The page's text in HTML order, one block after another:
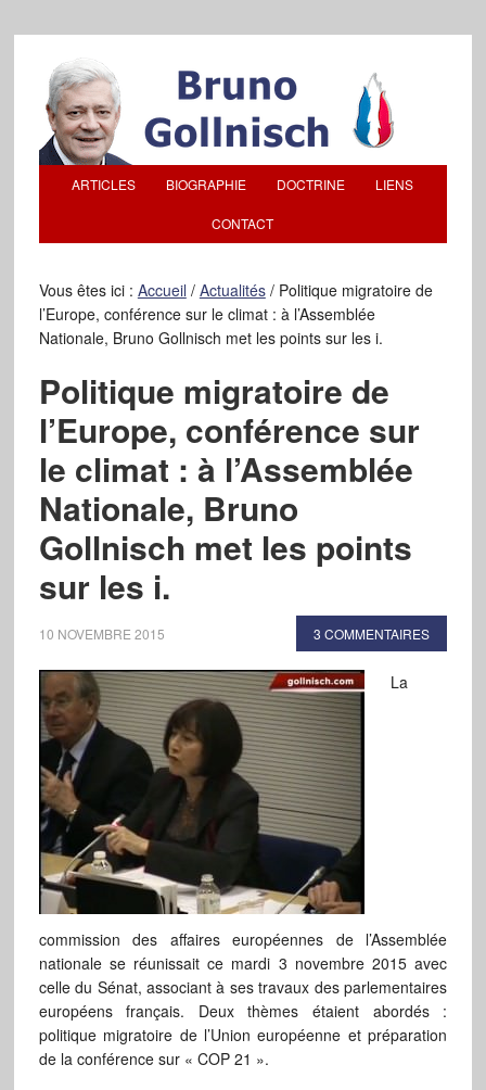
ARTICLES BIOGRAPHIE DOCTRINE LIENS
CONTACT
Vous êtes ici : Accueil / Actualités /Politique migratoire de
l’Europe, conférence sur le climat : à l’Assemblée
Nationale, Bruno Gollnisch met les points sur les i.
Politique migratoire de
l’Europe, conférence sur
le climat : à l’Assemblée
Nationale, Bruno
Gollnisch met les points
sur les i.
10 NOVEMBRE 2015 3 COMMENTAIRES
La
commission des affaires européennes de l’Assemblée
nationale se réunissait ce mardi 3 novembre 2015 avec
celle du Sénat, associant à ses travaux des parlementaires
européens français. Deux thèmes étaient abordés :
politique migratoire de l’Union européenne et préparation
de la conférence sur « COP 21 ».